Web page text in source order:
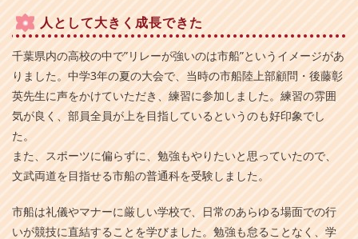
人として大きく成長できた
千葉県内の高校の中で”リレーが強いのは市船”というイメージがあ
りました。中学3年の夏の大会で、当時の市船陸上部顧問・後藤彰
英先生に声をかけていただき、練習に参加しました。練習の雰囲
気が良く、部員全員が上を目指しているというのも好印象でし
た。
また、スポーツに偏らずに、勉強もやりたいと思っていたので、
文武両道を目指せる市船の普通科を受験しました。
市船は礼儀やマナーに厳しい学校で、日常のあらゆる場面での行
いが競技に直結することを学びました。勉強も怠ることなく、学